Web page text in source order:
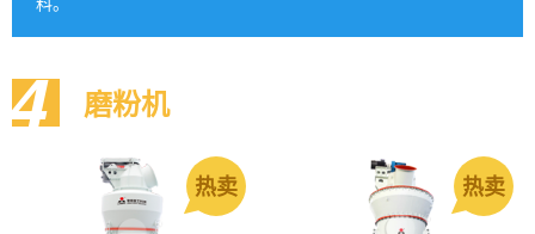
4 磨粉机
热卖 热卖